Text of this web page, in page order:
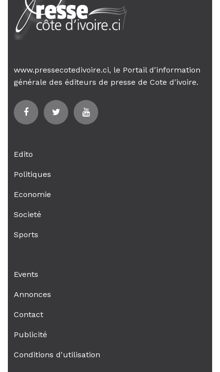
www.pressecotedivoire.ci, le Portail d'information
générale des éditeurs de presse de Cote d'ivoire.
Edito
Politiques
Economie
Societé
Sports
Events
Annonces
Contact
Publicité
Conditions d'utilisation